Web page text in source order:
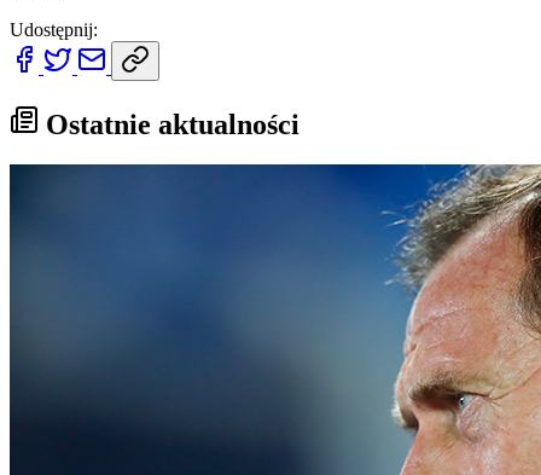
Udostępnij:
Ostatnie aktualności